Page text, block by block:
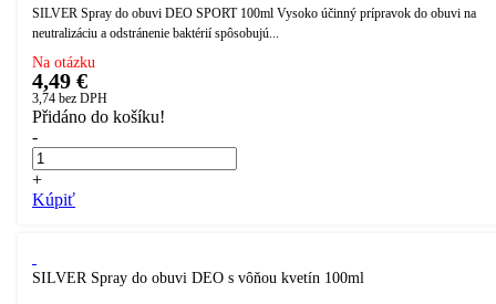
SILVER Spray do obuvi DEO SPORT 100ml Vysoko účinný prípravok do obuvi na
neutralizáciu a odstránenie baktérií spôsobujú...
Na otázku
4,49 €
3,74 bez DPH
Přidáno do košíku!
-
+
Kúpiť
SILVER Spray do obuvi DEO s vôňou kvetín 100ml